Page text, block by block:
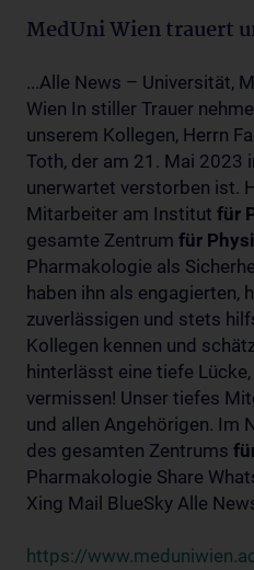
MedUni Wien trauert
...Alle News – Universität,
Wien In stiller Trauer
unserem Kollegen, Herrn
Toth, der am 21. Mai 2023
unerwartet verstorben ist.
Mitarbeiter am Institut für
gesamte Zentrum für
Pharmakologie als
haben ihn als engagierten,
zuverlässigen und stets
Kollegen kennen und
hinterlässt eine tiefe
vermissen! Unser tiefes
und allen Angehörigen. Im
des gesamten Zentrums
Pharmakologie Share
Xing Mail BlueSky Alle
https://